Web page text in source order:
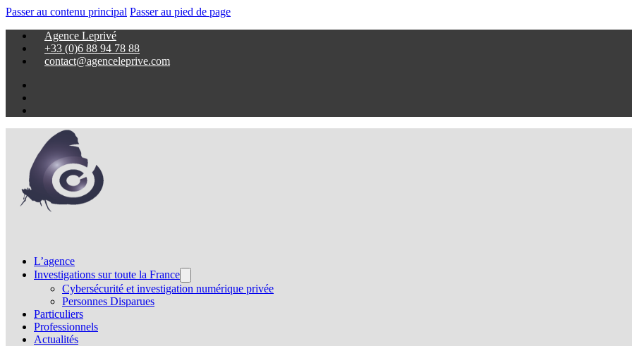
Passer au contenu principal Passer au pied de page
Agence Leprivé
+33 (0)6 88 94 78 88
contact@agenceleprive.com
L’agence
Investigations sur toute la France
Cybersécurité et investigation numérique privée
Personnes Disparues
Particuliers
Professionnels
Actualités